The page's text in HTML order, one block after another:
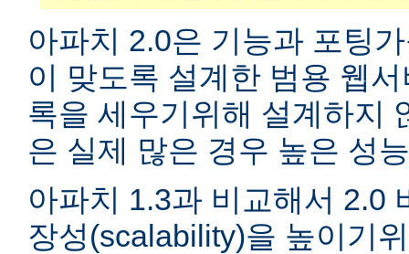
아파치 2.0은 기능과 포팅
이 맞도록 설계한 범용 웹
록을 세우기위해 설계하지
은 실제 많은 경우 높은 성
아파치 1.3과 비교해서 2.0
장성(scalability)을 높이기